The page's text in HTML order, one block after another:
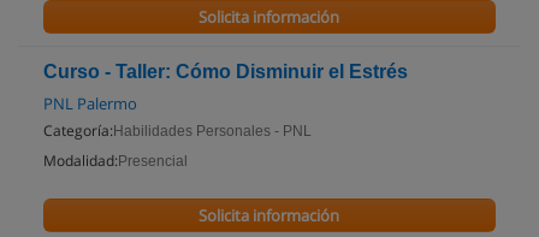
Solicita información
Curso - Taller: Cómo Disminuir el Estrés
PNL Palermo
Categoría: Habilidades Personales - PNL
Modalidad: Presencial
Solicita información